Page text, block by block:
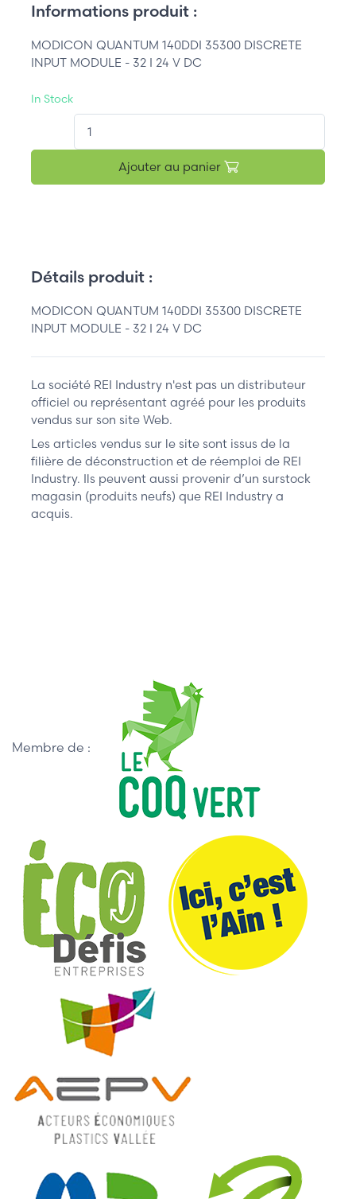
Informations produit :
MODICON QUANTUM 140DDI 35300 DISCRETE
INPUT MODULE - 32 I 24 V DC
In Stock
Ajouter au panier
Détails produit :
MODICON QUANTUM 140DDI 35300 DISCRETE
INPUT MODULE - 32 I 24 V DC
La société REI Industry n'est pas un distributeur
officiel ou représentant agréé pour les produits
vendus sur son site Web.
Les articles vendus sur le site sont issus de la
filière de déconstruction et de réemploi de REI
Industry. Ils peuvent aussi provenir d’un surstock
magasin (produits neufs) que REI Industry a
acquis.
Membre de :